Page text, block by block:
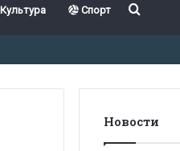
Культура Спорт Іздеу
Новости